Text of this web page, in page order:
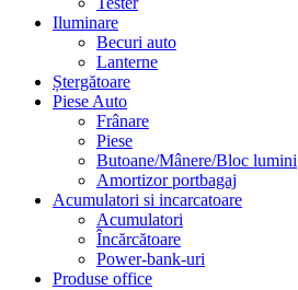
Iluminare
Becuri auto
Lanterne
Ștergătoare
Piese Auto
Frânare
Piese
Butoane/Mânere/Bloc lumini
Amortizor portbagaj
Acumulatori si incarcatoare
Acumulatori
Încărcătoare
Power-bank-uri
Produse office